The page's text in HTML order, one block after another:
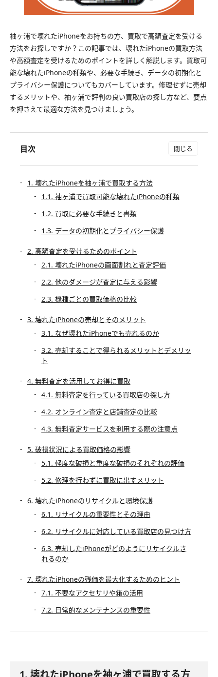
袖ヶ浦で壊れたiPhoneをお持ちの方、買取で高額査定を受ける
方法をお探しですか？この記事では、壊れたiPhoneの買取方法
や高額査定を受けるためのポイントを詳しく解説します。買取可
能な壊れたiPhoneの種類や、必要な手続き、データの初期化と
プライバシー保護についてもカバーしています。修理せずに売却
するメリットや、袖ヶ浦で評判の良い買取店の探し方など、要点
を押さえて最適な方法を見つけましょう。
目次
1. 壊れたiPhoneを袖ヶ浦で買取する方法
1.1. 袖ヶ浦で買取可能な壊れたiPhoneの種類
1.2. 買取に必要な手続きと書類
1.3. データの初期化とプライバシー保護
2. 高額査定を受けるためのポイント
2.1. 壊れたiPhoneの画面割れと査定評価
2.2. 他のダメージが査定に与える影響
2.3. 機種ごとの買取価格の比較
3. 壊れたiPhoneの売却とそのメリット
3.1. なぜ壊れたiPhoneでも売れるのか
3.2. 売却することで得られるメリットとデメリッ
ト
4. 無料査定を活用してお得に買取
4.1. 無料査定を行っている買取店の探し方
4.2. オンライン査定と店舗査定の比較
4.3. 無料査定サービスを利用する際の注意点
5. 破損状況による買取価格の影響
5.1. 軽度な破損と重度な破損のそれぞれの評価
5.2. 修理を行わずに買取に出すメリット
6. 壊れたiPhoneのリサイクルと環境保護
6.1. リサイクルの重要性とその理由
6.2. リサイクルに対応している買取店の見つけ方
6.3. 売却したiPhoneがどのようにリサイクルさ
れるのか
7. 壊れたiPhoneの残価を最大化するためのヒント
7.1. 不要なアクセサリや箱の活用
7.2. 日常的なメンテナンスの重要性
1. 壊れたiPhoneを袖ヶ浦で買取する方